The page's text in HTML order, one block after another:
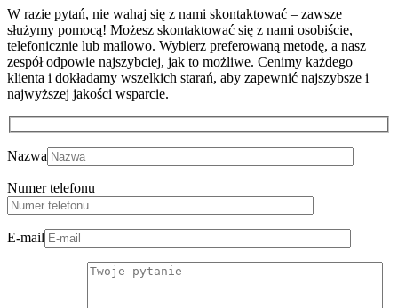
W razie pytań, nie wahaj się z nami skontaktować – zawsze
służymy pomocą! Możesz skontaktować się z nami osobiście,
telefonicznie lub mailowo. Wybierz preferowaną metodę, a nasz
zespół odpowie najszybciej, jak to możliwe. Cenimy każdego
klienta i dokładamy wszelkich starań, aby zapewnić najszybsze i
najwyższej jakości wsparcie.
Nazwa
Numer telefonu
E-mail